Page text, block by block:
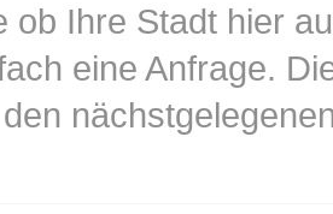
ob Ihre Stadt hier
eine Anfrage.